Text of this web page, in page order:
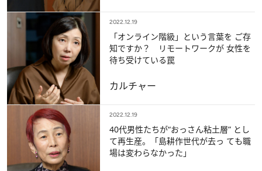
2022.12.19
「オンライン階級」という言葉を ご存
知ですか？ リモートワークが 女性を
待ち受けている罠
カルチャー
2022.12.19
40代男性たちが“おっさん粘土層” とし
て再生産。「島耕作世代が去っ ても職
場は変わらなかった」